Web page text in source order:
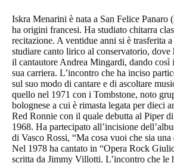
Iskra Menarini è nata a San Felice Panaro
ha origini francesi. Ha studiato chitarra
recitazione. A ventidue anni si è trasferita
studiare canto lirico al conservatorio, dove
il cantautore Andrea Mingardi, dando così
sua carriera. L’incontro che ha inciso
sul suo modo di cantare e di ascoltare
quello nel 1971 con i Tombstone, noto
bolognese a cui è rimasta legata per dieci
Red Ronnie con il quale debutta al Piper
1968. Ha partecipato all’incisione
di Vasco Rossi, “Ma cosa vuoi che sia una
Nel 1978 ha cantato in “Opera Rock
scritta da Jimmy Villotti. L’incontro che le